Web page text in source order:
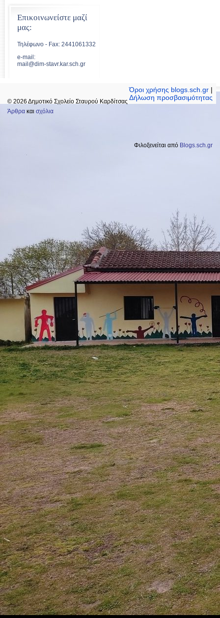
Επικοινωνείστε μαζί
μας:
Τηλέφωνο - Fax: 2441061332
e-mail:
mail@dim-stavr.kar.sch.gr
© 2026 Δημοτικό Σχολείο Σταυρού Καρδίτσας
Άρθρα και σχόλια
Φιλοξενείται από Blogs.sch.gr
Όροι χρήσης blogs.sch.gr|
Δήλωση προσβασιμότητας